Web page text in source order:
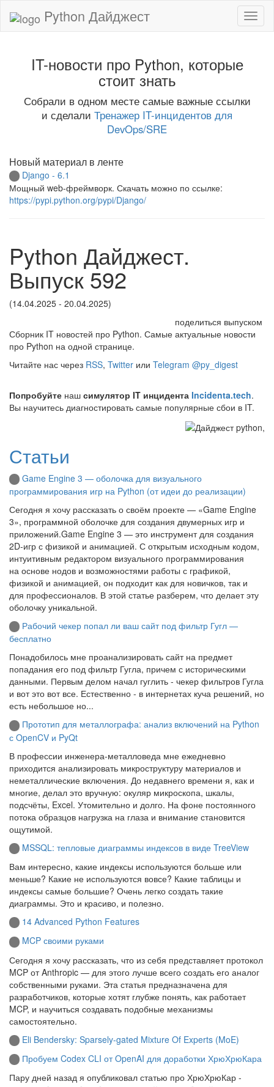
Python Дайджест
IT-новости про Python, которые
стоит знать
Собрали в одном месте самые важные ссылки
и сделали Тренажер IT-инцидентов для
DevOps/SRE
Новый материал в ленте
Django - 6.1
Мощный web-фреймворк. Скачать можно по ссылке:
https://pypi.python.org/pypi/Django/
Python Дайджест.
Выпуск 592
(14.04.2025 - 20.04.2025)
поделиться выпуском
Сборник IT новостей про Python. Самые актуальные новости
про Python на одной странице.
Читайте нас через RSS, Twitter или Telegram @py_digest
Попробуйте наш симулятор IT инцидента Incidenta.tech.
Вы научитесь диагностировать самые популярные сбои в IT.
Статьи
Game Engine 3 — оболочка для визуального
программирования игр на Python (от идеи до реализации)
Сегодня я хочу рассказать о своём проекте — «Game Engine
3», программной оболочке для создания двумерных игр и
приложений.Game Engine 3 — это инструмент для создания
2D‑игр с физикой и анимацией. С открытым исходным кодом,
интуитивным редактором визуального программирования
на основе нодов и возможностями работы с графикой,
физикой и анимацией, он подходит как для новичков, так и
для профессионалов. В этой статье разберем, что делает эту
оболочку уникальной.
Рабочий чекер попал ли ваш сайт под фильтр Гугл —
бесплатно
Понадобилось мне проанализировать сайт на предмет
попадания его под фильтр Гугла, причем с историческими
данными. Первым делом начал гуглить - чекер фильтров Гугла
и вот это вот все. Естественно - в интернетах куча решений, но
есть небольшое но...
Прототип для металлографа: анализ включений на Python
с OpenCV и PyQt
В профессии инженера-металловеда мне ежедневно
приходится анализировать микроструктуру материалов и
неметаллические включения. До недавнего времени я, как и
многие, делал это вручную: окуляр микроскопа, шкалы,
подсчёты, Excel. Утомительно и долго. На фоне постоянного
потока образцов нагрузка на глаза и внимание становится
ощутимой.
MSSQL: тепловые диаграммы индексов в виде TreeView
Вам интересно, какие индексы используются больше или
меньше? Какие не используются вовсе? Какие таблицы и
индексы самые большие? Очень легко создать такие
диаграммы. Это и красиво, и полезно.
14 Advanced Python Features
MCP своими руками
Сегодня я хочу рассказать, что из себя представляет протокол
MCP от Anthropic — для этого лучше всего создать его аналог
собственными руками. Эта статья предназначена для
разработчиков, которые хотят глубже понять, как работает
MCP, и научиться создавать подобные механизмы
самостоятельно.
Eli Bendersky: Sparsely-gated Mixture Of Experts (MoE)
Пробуем Codex CLI от OpenAI для доработки ХрюХрюКара
Пару дней назад я опубликовал статью про ХрюХрюКар -